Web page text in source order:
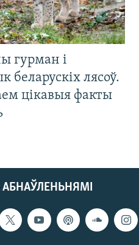
гурман і
беларускіх лясоў.
цікавыя факты